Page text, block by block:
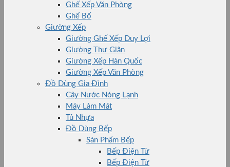
Ghế Xếp Văn Phòng
Ghế Bố
Giường Xếp
Giường Ghế Xếp Duy Lợi
Giường Thư Giãn
Giường Xếp Hàn Quốc
Giường Xếp Văn Phòng
Đồ Dùng Gia Đình
Cây Nước Nóng Lạnh
Máy Làm Mát
Tủ Nhựa
Đồ Dùng Bếp
Sản Phẩm Bếp
Bếp Điện Từ
Bếp Điện Từ